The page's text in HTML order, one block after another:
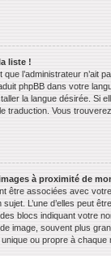
liste !
l’administrateur n’ait
phpBB dans votre
la langue désirée. Si
traduction. Vous
à proximité de
être associées avec
L’une d’elles peut
blocs indiquant votre
image, souvent plus
ou propre à chaque